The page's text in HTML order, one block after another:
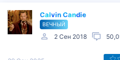
Calvin Candie
ВЕЧНЫЙ
2 Сен 2018